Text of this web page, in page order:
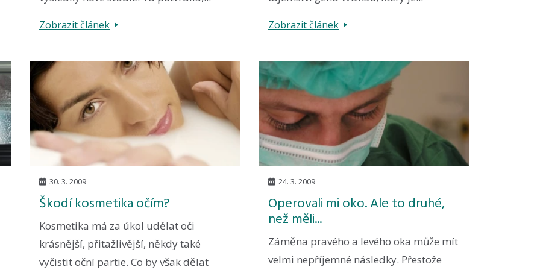
Zobrazit článek Zobrazit článek
30. 3. 2009
Škodí kosmetika očím?
Kosmetika má za úkol udělat oči
krásnější, přitažlivější, někdy také
vyčistit oční partie. Co by však dělat
24. 3. 2009
Operovali mi oko. Ale to druhé,
než měli...
Záměna pravého a levého oka může mít
velmi nepříjemné následky. Přestože